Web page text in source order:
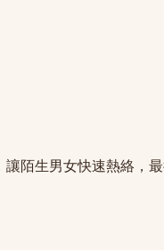
陌生男女快速熱絡，